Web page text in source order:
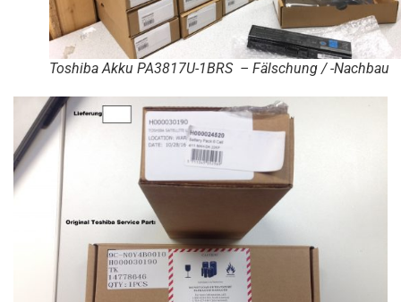
Toshiba Akku PA3817U-1BRS – Fälschung / -Nachbau